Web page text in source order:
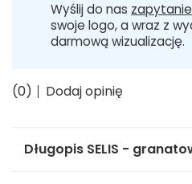
Wyślij do nas
swoje logo, a wraz z
darmową wizualizację.
(0) Dodaj opinię
Długopis SELIS -